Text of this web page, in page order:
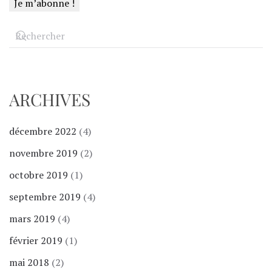
ARCHIVES
décembre 2022 (4)
novembre 2019 (2)
octobre 2019 (1)
septembre 2019 (4)
mars 2019 (4)
février 2019 (1)
mai 2018 (2)